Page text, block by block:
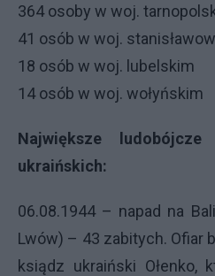
364 osoby w woj.
41 osób w woj.
18 osób w woj. lubelskim
14 osób w woj. wołyńskim
Największe
ukraińskich:
06.08.1944 – napad na
Lwów) – 43 zabitych. Ofiar
ksiądz ukraiński Ołenko,